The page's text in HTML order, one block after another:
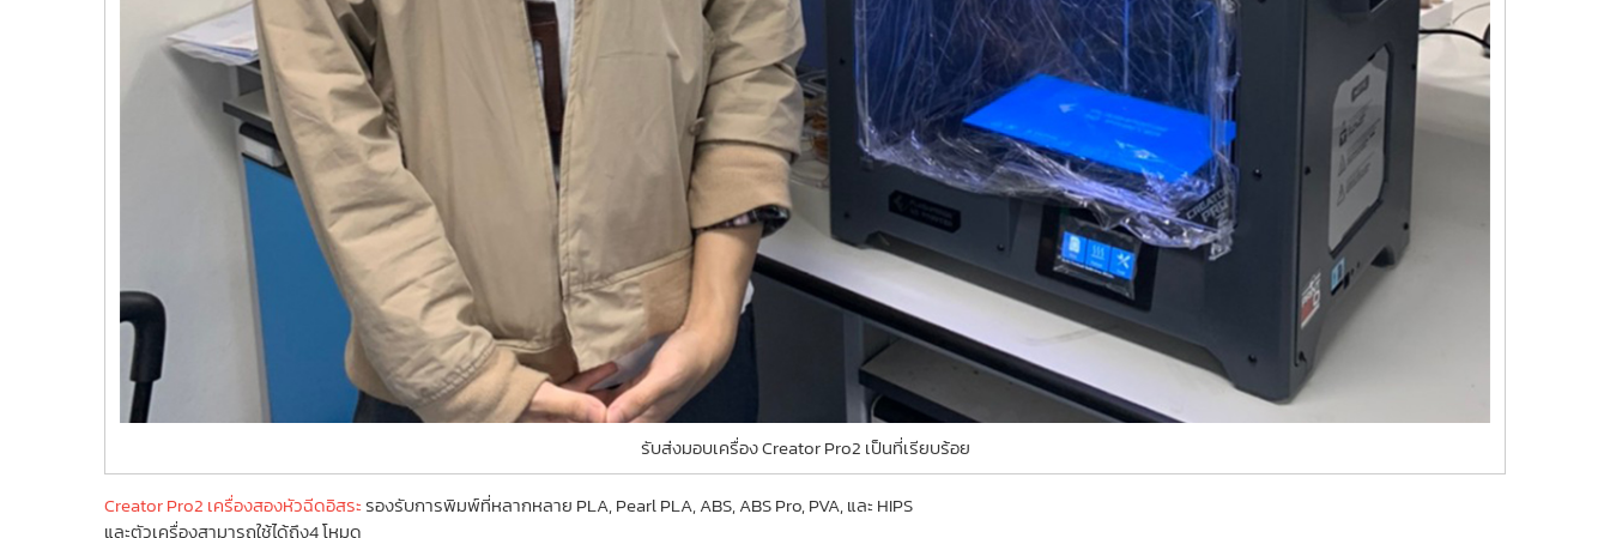
รับส่งมอบเครื่อง Creator Pro2 เป็นที่เรียบร้อย
Creator Pro2 เครื่องสองหัวฉีดอิสระรองรับการพิมพ์ที่หลากหลาย PLA, Pearl PLA, ABS, ABS Pro, PVA, และ HIPS
และตัวเครื่องสามารถใช้ได้ถึง4 โหมด